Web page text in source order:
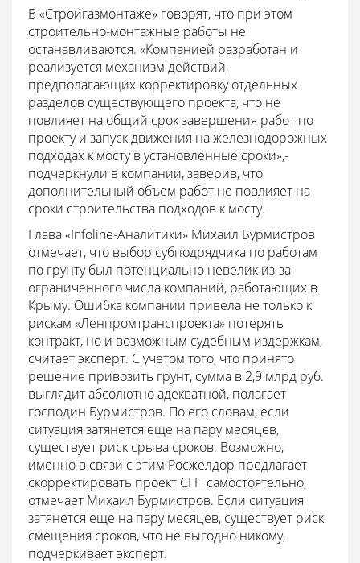
В «Стройгазмонтаже» говорят, что при этом
строительно-монтажные работы не
останавливаются. «Компанией разработан и
реализуется механизм действий,
предполагающих корректировку отдельных
разделов существующего проекта, что не
повлияет на общий срок завершения работ по
проекту и запуск движения на железнодорожных
подходах к мосту в установленные сроки»,-
подчеркнули в компании, заверив, что
дополнительный объем работ не повлияет на
сроки строительства подходов к мосту.
Глава «Infoline-Аналитики» Михаил Бурмистров
отмечает, что выбор субподрядчика по работам
по грунту был потенциально невелик из-за
ограниченного числа компаний, работающих в
Крыму. Ошибка компании привела не только к
рискам «Ленпромтранспроекта» потерять
контракт, но и возможным судебным издержкам,
считает эксперт. С учетом того, что принято
решение привозить грунт, сумма в 2,9 млрд руб.
выглядит абсолютно адекватной, полагает
господин Бурмистров. По его словам, если
ситуация затянется еще на пару месяцев,
существует риск срыва сроков. Возможно,
именно в связи с этим Росжелдор предлагает
скорректировать проект СГП самостоятельно,
отмечает Михаил Бурмистров. Если ситуация
затянется еще на пару месяцев, существует риск
смещения сроков, что не выгодно никому,
подчеркивает эксперт.